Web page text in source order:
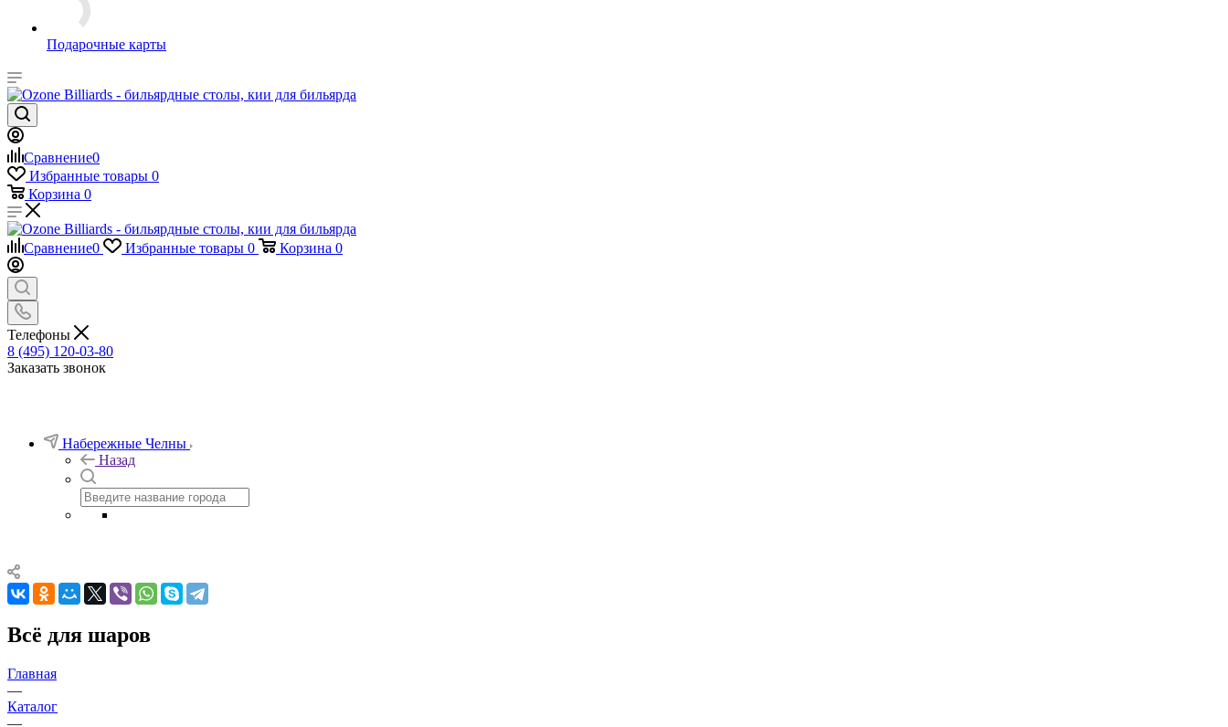
Подарочные карты
Сравнение0
Избранные товары 0
Корзина 0
Сравнение0 Избранные товары 0 Корзина 0
Телефоны
8 (495) 120-03-80
Заказать звонок
Набережные Челны
Назад
Всё для шаров
Главная
—
Каталог
—